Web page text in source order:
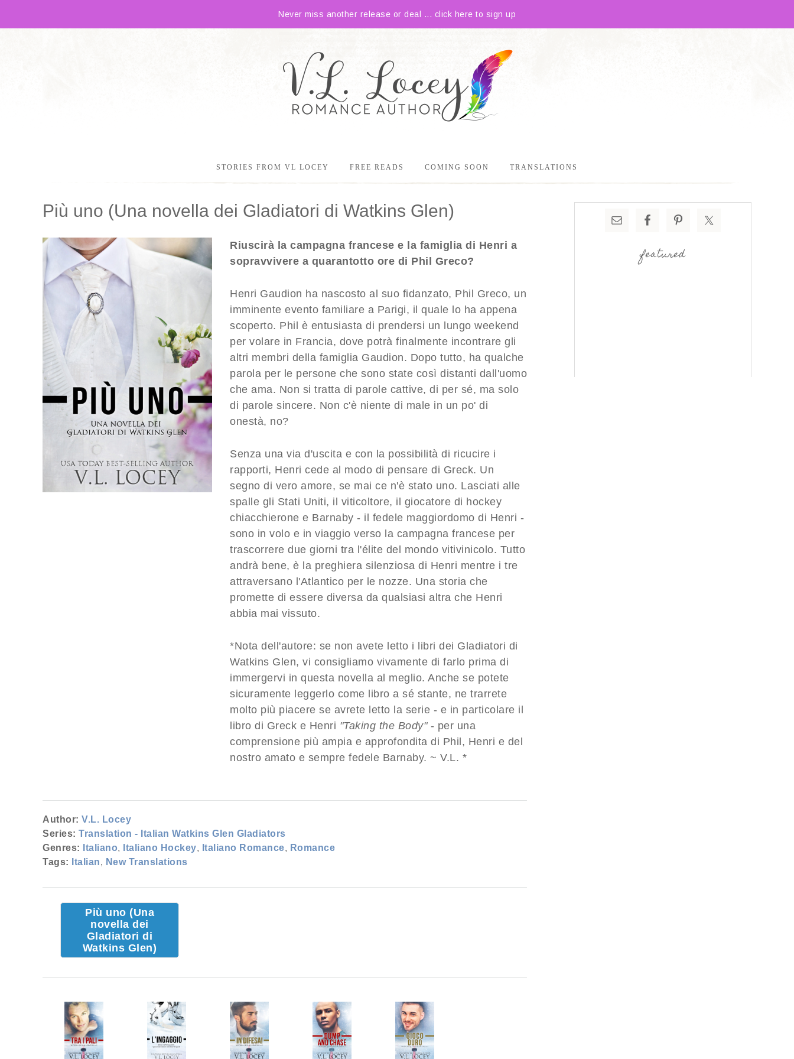
Never miss another release or deal ... click here to sign up
STORIES FROM VL LOCEY FREE READS COMING SOON TRANSLATIONS
Più uno (Una novella dei Gladiatori di Watkins Glen)
Riuscirà la campagna francese e la famiglia di Henri a
sopravvivere a quarantotto ore di Phil Greco?
Henri Gaudion ha nascosto al suo fidanzato, Phil Greco, un
imminente evento familiare a Parigi, il quale lo ha appena
scoperto. Phil è entusiasta di prendersi un lungo weekend
per volare in Francia, dove potrà finalmente incontrare gli
altri membri della famiglia Gaudion. Dopo tutto, ha qualche
parola per le persone che sono state così distanti dall'uomo
che ama. Non si tratta di parole cattive, di per sé, ma solo
di parole sincere. Non c'è niente di male in un po' di
onestà, no?
Senza una via d'uscita e con la possibilità di ricucire i
rapporti, Henri cede al modo di pensare di Greck. Un
segno di vero amore, se mai ce n'è stato uno. Lasciati alle
spalle gli Stati Uniti, il viticoltore, il giocatore di hockey
chiacchierone e Barnaby - il fedele maggiordomo di Henri -
sono in volo e in viaggio verso la campagna francese per
trascorrere due giorni tra l'élite del mondo vitivinicolo. Tutto
andrà bene, è la preghiera silenziosa di Henri mentre i tre
attraversano l'Atlantico per le nozze. Una storia che
promette di essere diversa da qualsiasi altra che Henri
abbia mai vissuto.
*Nota dell'autore: se non avete letto i libri dei Gladiatori di
Watkins Glen, vi consigliamo vivamente di farlo prima di
immergervi in questa novella al meglio. Anche se potete
sicuramente leggerlo come libro a sé stante, ne trarrete
molto più piacere se avrete letto la serie - e in particolare il
libro di Greck e Henri "Taking the Body" - per una
comprensione più ampia e approfondita di Phil, Henri e del
nostro amato e sempre fedele Barnaby. ~ V.L. *
Author: V.L. Locey
Series: Translation - Italian Watkins Glen Gladiators
Genres:
Italiano, Italiano Hockey, Italiano Romance, Romance
Tags:
Italian, New Translations
Più uno (Una
novella dei
Gladiatori di
Watkins Glen)
featured